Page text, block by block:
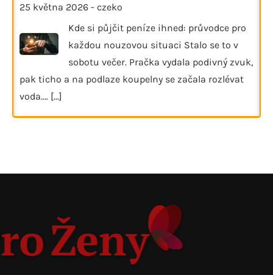
25 května 2026 - czeko
Kde si půjčit peníze ihned: průvodce pro
každou nouzovou situaci Stalo se to v
sobotu večer. Pračka vydala podivný zvuk,
pak ticho a na podlaze koupelny se začala rozlévat
voda.… [...]